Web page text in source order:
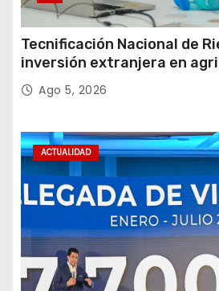
Tecnificación Nacional de
inversión extranjera en
Ago 5, 2026
ACTUALIDAD